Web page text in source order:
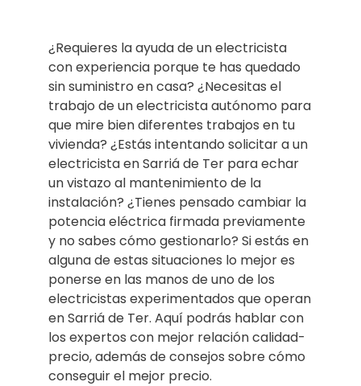
¿Requieres la ayuda de un electricista
con experiencia porque te has quedado
sin suministro en casa? ¿Necesitas el
trabajo de un electricista autónomo para
que mire bien diferentes trabajos en tu
vivienda? ¿Estás intentando solicitar a un
electricista en Sarriá de Ter para echar
un vistazo al mantenimiento de la
instalación? ¿Tienes pensado cambiar la
potencia eléctrica firmada previamente
y no sabes cómo gestionarlo? Si estás en
alguna de estas situaciones lo mejor es
ponerse en las manos de uno de los
electricistas experimentados que operan
en Sarriá de Ter. Aquí podrás hablar con
los expertos con mejor relación calidad-
precio, además de consejos sobre cómo
conseguir el mejor precio.